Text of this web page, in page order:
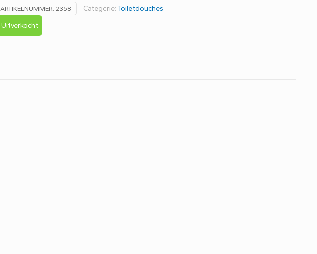
ARTIKELNUMMER:2358 Categorie: Toiletdouches
Uitverkocht